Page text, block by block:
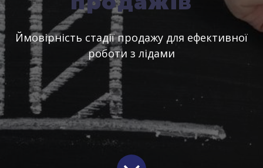
Ймовірність стадії продажу для ефективної
роботи з лідами